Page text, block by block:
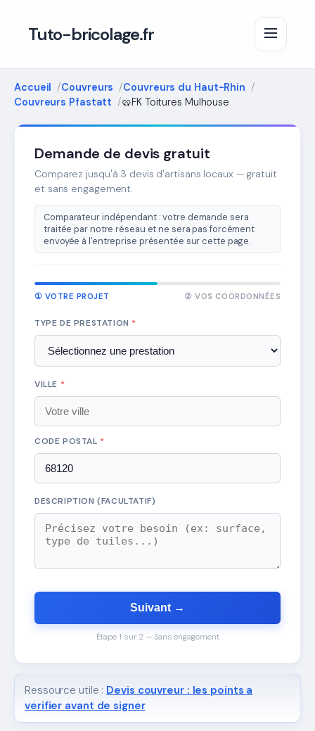
Tuto-bricolage.fr
Accueil Couvreurs
Couvreurs du Haut-Rhin
Couvreurs Pfastatt
🥨FK Toitures Mulhouse
Demande de devis gratuit
Comparez jusqu'à 3 devis d'artisans locaux — gratuit
et sans engagement.
Comparateur indépendant : votre demande sera
traitée par notre réseau et ne sera pas forcément
envoyée à l'entreprise présentée sur cette page.
① VOTRE PROJET ② VOS COORDONNÉES
TYPE DE PRESTATION *
VILLE *
CODE POSTAL *
DESCRIPTION (FACULTATIF)
Suivant →
Étape 1 sur 2 — Sans engagement
Ressource utile : Devis couvreur : les points a
verifier avant de signer